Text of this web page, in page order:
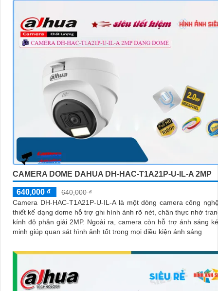
CAMERA DOME DAHUA DH-HAC-T1A21P-U-IL-A 2MP
640,000 ₫
640,000 ₫
Camera DH-HAC-T1A21P-U-IL-A là một dòng camera công
thiết kế dạng dome hỗ trợ ghi hình ảnh rõ nét, chân thực nhờ
kính độ phân giải 2MP. Ngoài ra, camera còn hỗ trợ ánh sáng kép thông
minh giúp quan sát hình ảnh tốt trong mọi điều kiện ánh sáng